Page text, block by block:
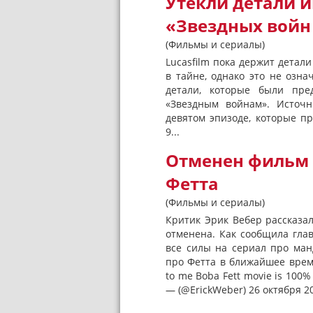
«Звездных
(Фильмы и сериалы)
Lucasfilm пока держит
в тайне, однако это не
детали, которые были
«Звездным войнам».
девятом эпизоде, которые
9...
Отменен фильм
Фетта
(Фильмы и сериалы)
Критик Эрик Вебер
отменена. Как сообщила
все силы на сериал про
про Фетта в ближайшее
to me Boba Fett movie is
— (@ErickWeber) 26 октября